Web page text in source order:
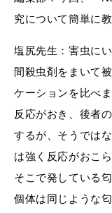
究について簡単に
塩尻先生：害虫に
間殺虫剤をまいて
ケーションを比べ
反応がおき、後者
するが、そうでは
は強く反応がおこ
そこで発している
個体は同じような